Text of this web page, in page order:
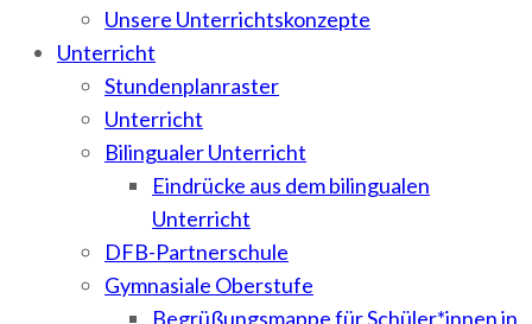
Unsere Unterrichtskonzepte
Unterricht
Stundenplanraster
Unterricht
Bilingualer Unterricht
Eindrücke aus dem bilingualen
Unterricht
DFB-Partnerschule
Gymnasiale Oberstufe
Begrüßungsmappe für Schüler*innen in